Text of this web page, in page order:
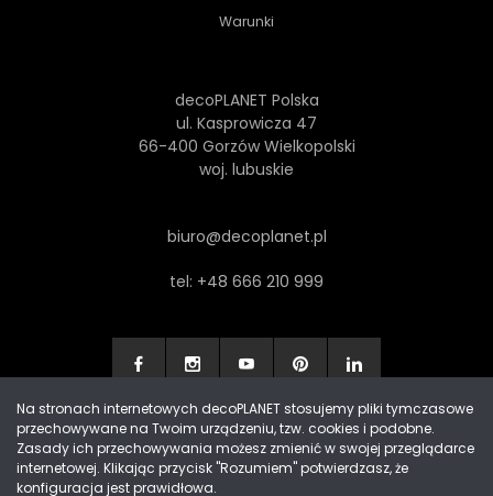
Warunki
decoPLANET Polska
ul. Kasprowicza 47
66-400 Gorzów Wielkopolski
woj. lubuskie
biuro@decoplanet.pl
tel: +48 666 210 999
Made with by Progres Media & decoPLANET
Na stronach internetowych decoPLANET stosujemy pliki tymczasowe
przechowywane na Twoim urządzeniu, tzw. cookies i podobne.
Zasady ich przechowywania możesz zmienić w swojej przeglądarce
internetowej. Klikając przycisk "Rozumiem" potwierdzasz, że
konfiguracja jest prawidłowa.